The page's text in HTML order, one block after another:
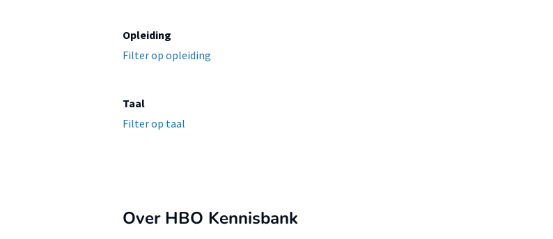
Opleiding
Filter op opleiding
Taal
Filter op taal
Over HBO Kennisbank